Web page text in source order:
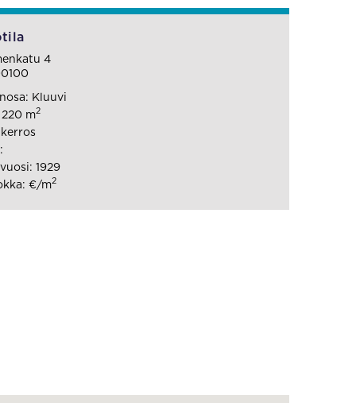
4
Kluuvi
m2
1929
€/m2